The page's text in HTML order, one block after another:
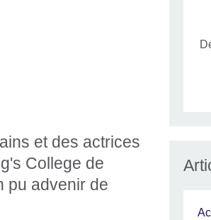
et des actrices
College de
pu advenir de